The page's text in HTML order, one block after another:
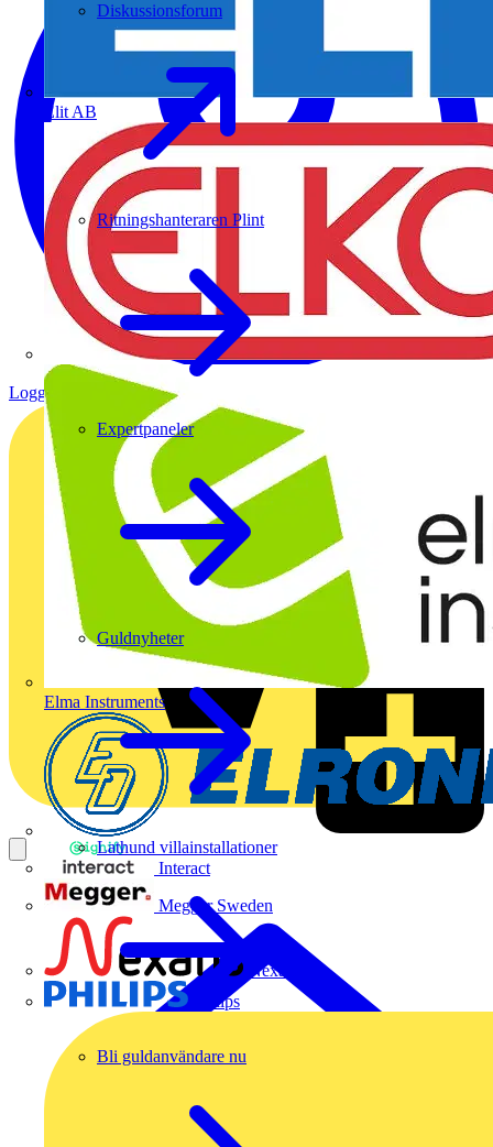
Elit AB
Elma Instruments
Interact
Megger Sweden
Nexans
Philips
Diskussionsforum
Ritningshanteraren Plint
Expertpaneler
Guldnyheter
Lathund villainstallationer
Bli guldanvändare nu
Logga in Registrera dig